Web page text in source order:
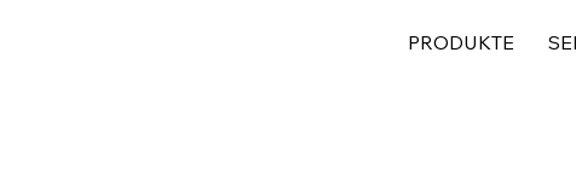
PRODUKTE